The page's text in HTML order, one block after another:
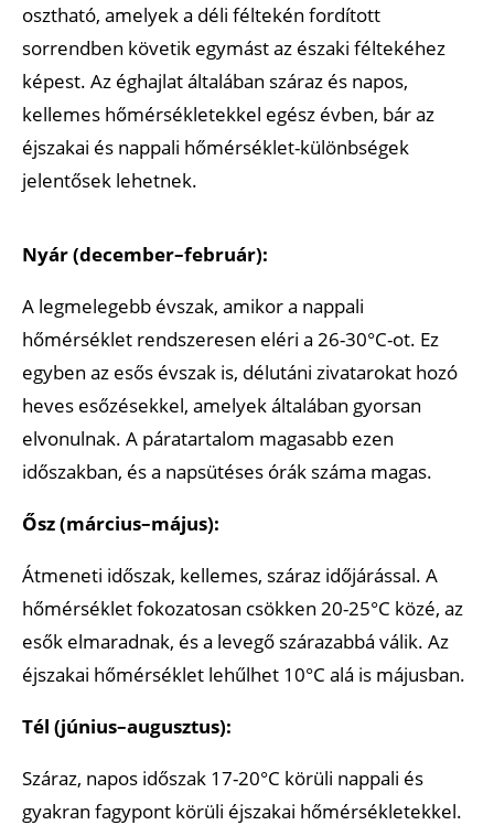
osztható, amelyek a déli féltekén fordított
sorrendben követik egymást az északi féltekéhez
képest. Az éghajlat általában száraz és napos,
kellemes hőmérsékletekkel egész évben, bár az
éjszakai és nappali hőmérséklet-különbségek
jelentősek lehetnek.
Nyár (december–február):
A legmelegebb évszak, amikor a nappali
hőmérséklet rendszeresen eléri a 26-30°C-ot. Ez
egyben az esős évszak is, délutáni zivatarokat hozó
heves esőzésekkel, amelyek általában gyorsan
elvonulnak. A páratartalom magasabb ezen
időszakban, és a napsütéses órák száma magas.
Ősz (március–május):
Átmeneti időszak, kellemes, száraz időjárással. A
hőmérséklet fokozatosan csökken 20-25°C közé, az
esők elmaradnak, és a levegő szárazabbá válik. Az
éjszakai hőmérséklet lehűlhet 10°C alá is májusban.
Tél (június–augusztus):
Száraz, napos időszak 17-20°C körüli nappali és
gyakran fagypont körüli éjszakai hőmérsékletekkel.